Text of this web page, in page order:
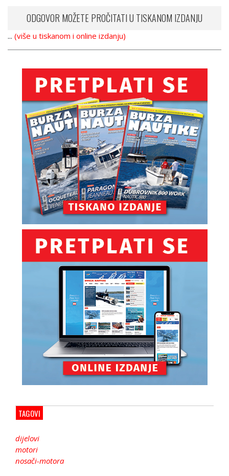
ODGOVOR MOŽETE PROČITATI U TISKANOM IZDANJU
... (više u tiskanom i online izdanju)
TAGOVI
dijelovi
motori
nosači-motora